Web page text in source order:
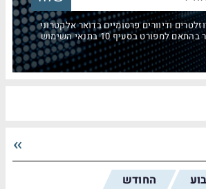
ודיוורים פרסומיים בדואר אלקטרוני
בסעיף 10 בתנאי השימוש
החודש